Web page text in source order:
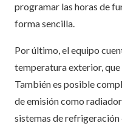
programar las horas de
forma sencilla.
Por último, el equipo
temperatura exterior,
También es posible
de emisión como
sistemas de refrigeración